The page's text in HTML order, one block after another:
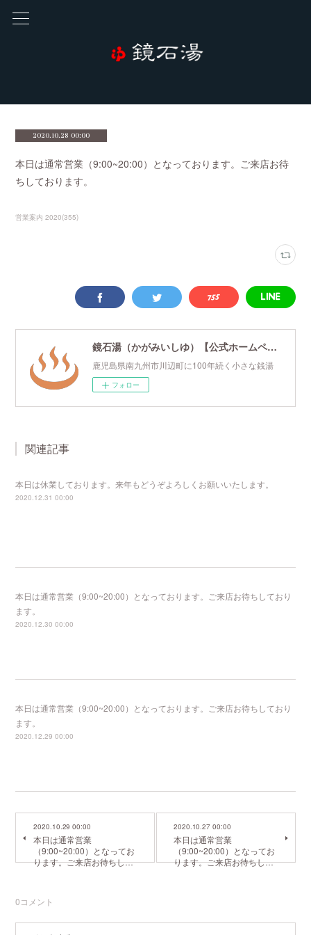
2020.10.28 00:00
本日は通常営業（9:00~20:00）となっております。ご来店お待
ちしております。
営業案内 2020(355)
鏡石湯（かがみいしゆ）【公式ホームページ】
鹿児島県南九州市川辺町に100年続く小さな銭湯
フォロー
関連記事
本日は休業しております。来年もどうぞよろしくお願いいたします。
2020.12.31 00:00
本日は通常営業（9:00~20:00）となっております。ご来店お待ちしており
ます。
2020.12.30 00:00
本日は通常営業（9:00~20:00）となっております。ご来店お待ちしており
ます。
2020.12.29 00:00
2020.10.29 00:00
本日は通常営業
（9:00~20:00）となってお
ります。ご来店お待ちし…
2020.10.27 00:00
本日は通常営業
（9:00~20:00）となってお
ります。ご来店お待ちし…
0コメント